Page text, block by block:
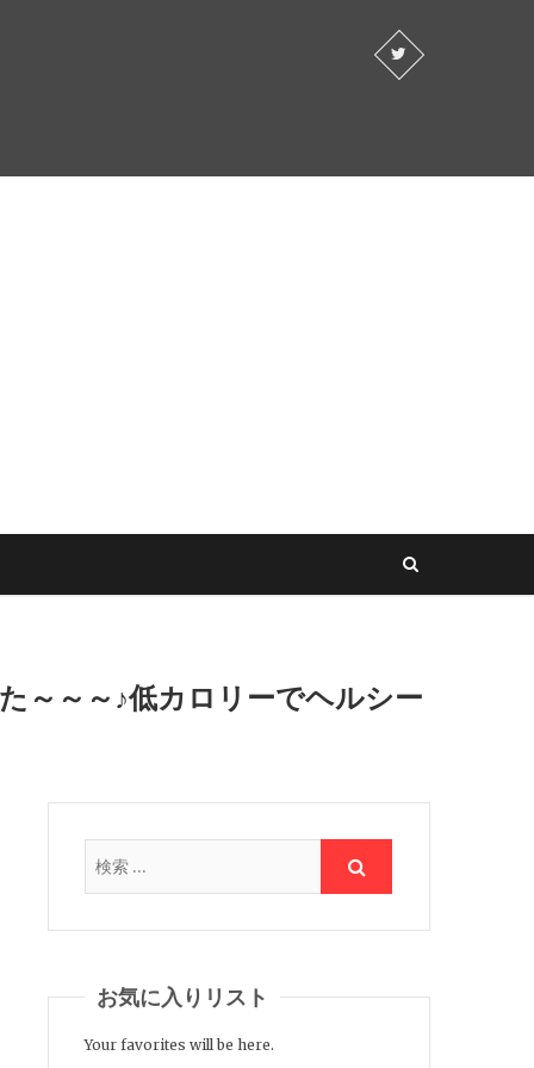
～～～♪低カロリーでヘルシー
お気に入りリスト
Your favorites will be here.